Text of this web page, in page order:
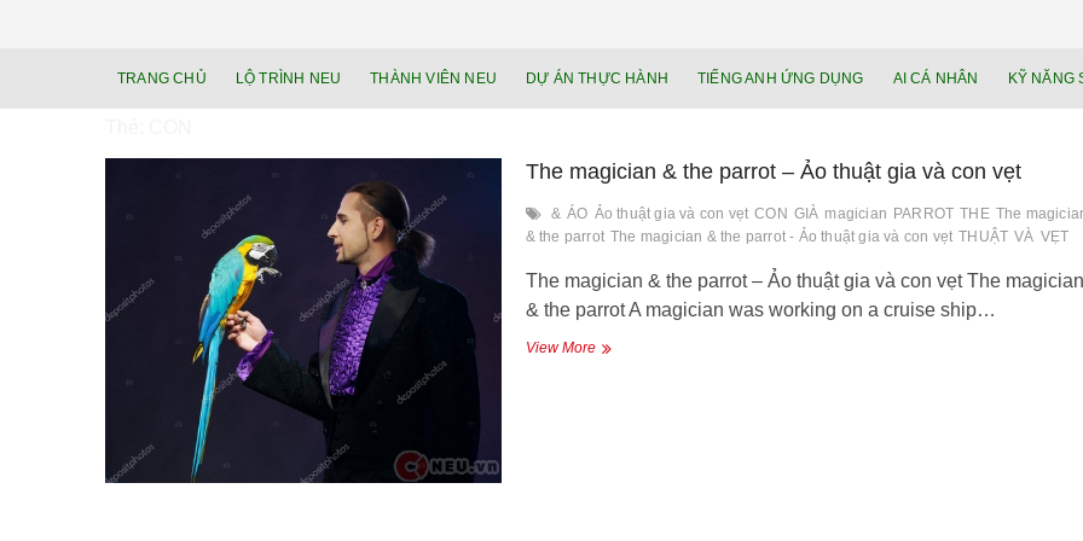
lực cá
TRANG CHỦ LỘ TRÌNH NEU THÀNH VIÊN NEU DỰ ÁN THỰC HÀNH TIẾNG ANH ỨNG DỤNG AI CÁ NHÂN KỸ NĂNG
The magician & the parrot – Ảo thuật gia và con vẹt
& ÁO Ảo thuật gia và con vẹt CON GIÀ magician PARROT THE The
& the parrot The magician & the parrot - Ảo thuật gia và con vẹt THUẬT VÀ VẸT
The magician & the parrot – Ảo thuật gia và con vẹt The magician
& the parrot A magician was working on a cruise ship…
View MoreThe